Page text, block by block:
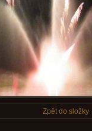
Zpět do složky